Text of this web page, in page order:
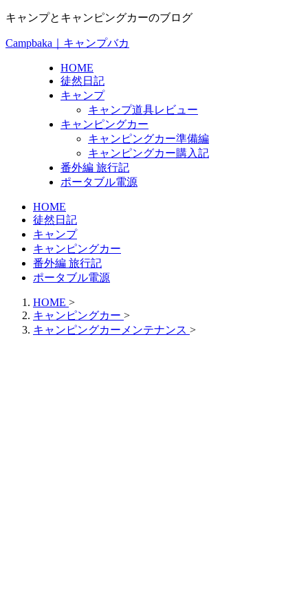
キャンプとキャンピングカーのブログ
Campbaka｜キャンプバカ
HOME
徒然日記
キャンプ
キャンプ道具レビュー
キャンピングカー
キャンピングカー準備編
キャンピングカー購入記
番外編 旅行記
ポータブル電源
HOME
徒然日記
キャンプ
キャンピングカー
番外編 旅行記
ポータブル電源
HOME >
キャンピングカー >
キャンピングカーメンテナンス >